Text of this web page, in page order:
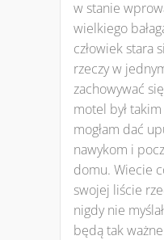
w stanie
wielkiego
człowiek stara
rzeczy w
zachowywać
motel był
mogłam dać
nawykom i
domu. Wiecie
swojej liście
nigdy nie
będą tak